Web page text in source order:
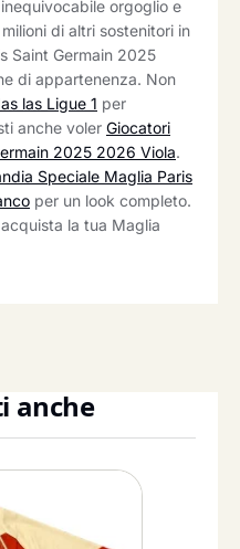
orgoglio e
di altri sostenitori in
Saint Germain 2025
di appartenenza. Non
las Ligue 1 per
anche voler Giocatori
2025 2026 Viola.
Speciale Maglia Paris
per un look completo.
la tua Maglia
anche